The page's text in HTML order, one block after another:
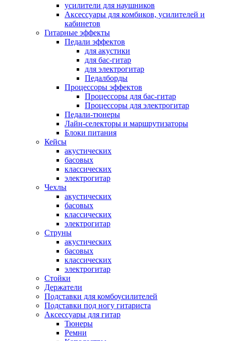
усилители для наушников
Аксессуары для комбиков, усилителей и
кабинетов
Гитарные эффекты
Педали эффектов
для акустики
для бас-гитар
для электрогитар
Педалборды
Процессоры эффектов
Процессоры для бас-гитар
Процессоры для электрогитар
Педали-тюнеры
Лайн-селекторы и маршрутизаторы
Блоки питания
Кейсы
акустических
басовых
классических
электрогитар
Чехлы
акустических
басовых
классических
электрогитар
Струны
акустических
басовых
классических
электрогитар
Стойки
Держатели
Подставки для комбоусилителей
Подставки под ногу гитариста
Аксессуары для гитар
Тюнеры
Ремни